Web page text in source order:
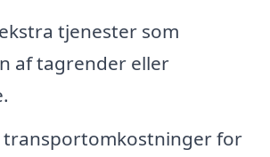
tjenester som
af tagrender eller
transportomkostninger for